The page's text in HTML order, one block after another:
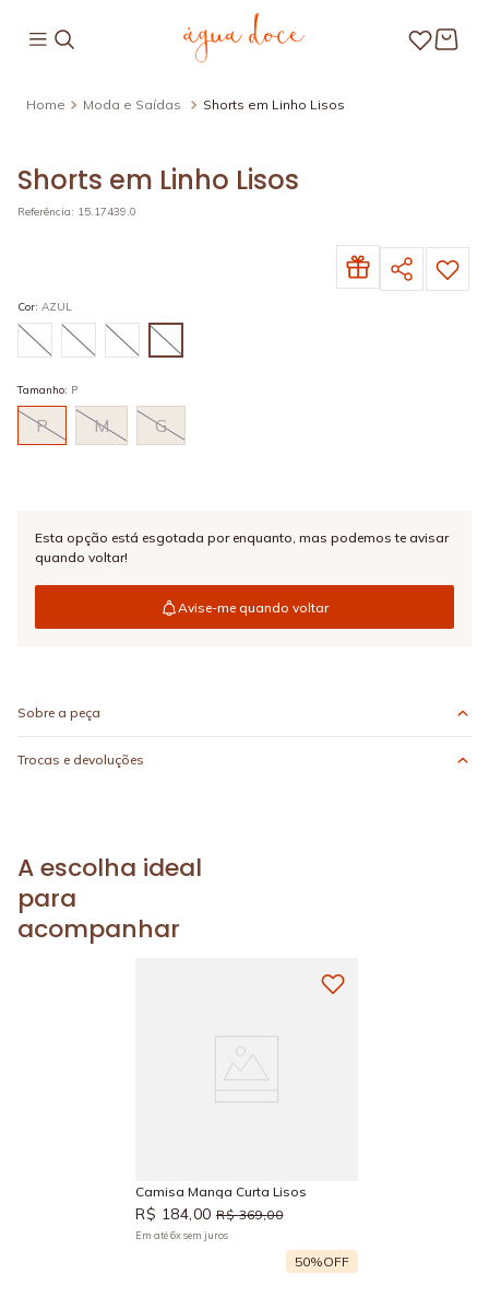
Moda e Saídas Shorts em Linho Lisos
Shorts em Linho Lisos
Referência: 15.17439.0
Cor: AZUL
Tamanho: P
P M G
Esta opção está esgotada por enquanto, mas podemos te avisar
quando voltar!
Avise-me quando voltar
Sobre a peça
Trocas e devoluções
A escolha ideal
para
acompanhar
Camisa Manga Curta Lisos
R$ 184,00 R$ 369,00
Em até6xsem juros
50%OFF